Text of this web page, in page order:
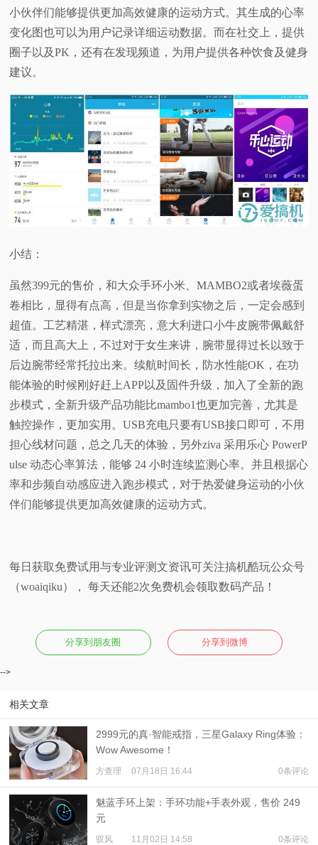
小伙伴们能够提供更加高效健康的运动方式。其生成的心率
变化图也可以为用户记录详细运动数据。而在社交上，提供
圈子以及PK，还有在发现频道，为用户提供各种饮食及健身
建议。
小结：
虽然399元的售价，和大众手环小米、MAMBO2或者埃薇蛋
卷相比，显得有点高，但是当你拿到实物之后，一定会感到
超值。工艺精湛，样式漂亮，意大利进口小牛皮腕带佩戴舒
适，而且高大上，不过对于女生来讲，腕带显得过长以致于
后边腕带经常托拉出来。续航时间长，防水性能OK，在功
能体验的时候刚好赶上APP以及固件升级，加入了全新的跑
步模式，全新升级产品功能比mambo1也更加完善，尤其是
触控操作，更加实用。USB充电只要有USB接口即可，不用
担心线材问题，总之几天的体验，另外ziva 采用乐心 PowerP
ulse 动态心率算法，能够 24 小时连续监测心率。并且根据心
率和步频自动感应进入跑步模式，对于热爱健身运动的小伙
伴们能够提供更加高效健康的运动方式。
每日获取免费试用与专业评测文资讯可关注搞机酷玩公众号
（woaiqiku）， 每天还能2次免费机会领取数码产品！
分享到朋友圈 分享到微博
-->
相关文章
2999元的真·智能戒指，三星Galaxy Ring体验：
Wow Awesome！
方查理 07月18日 16:44 0条评论
魅蓝手环上架：手环功能+手表外观，售价 249
元
驭风 11月02日 14:58 0条评论